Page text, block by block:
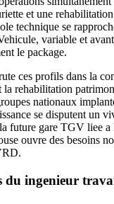
et une rehabilitation
technique se
variable et
le package.
ces profils dans la
rehabilitation
nationaux
se disputent un
future gare TGV liee a
ouvre des besoins
du ingenieur